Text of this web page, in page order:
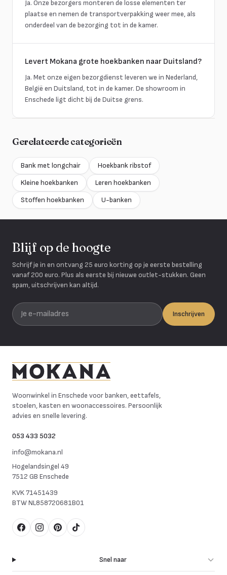
Ja. Onze bezorgers monteren de losse elementen ter
plaatse en nemen de transportverpakking weer mee, als
onderdeel van de bezorging tot in de kamer.
Levert Mokana grote hoekbanken naar Duitsland?
Ja. Met onze eigen bezorgdienst leveren we in Nederland,
België en Duitsland, tot in de kamer. De showroom in
Enschede ligt dicht bij de Duitse grens.
Gerelateerde categorieën
Bank met longchair
Hoekbank ribstof
Kleine hoekbanken
Leren hoekbanken
Stoffen hoekbanken
U-banken
Blijf op de hoogte
Schrijf je in en ontvang 25 euro korting op je eerste bestelling
vanaf 200 euro. Plus als eerste bij nieuwe outlet-stukken. Geen
spam, uitschrijven kan altijd.
Je e-mailadres
Inschrijven
Woonwinkel in Enschede voor banken, eettafels,
stoelen, kasten en woonaccessoires. Persoonlijk
advies en snelle levering.
053 433 5032
info@mokana.nl
Hogelandsingel 49
7512 GB Enschede
KVK71451439
BTWNL858720681B01
FacebookInstagram
Pinterest
TikTok
Snel naar